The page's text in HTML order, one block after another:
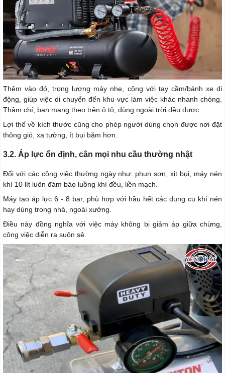
Thêm vào đó, trọng lượng máy nhẹ, cộng với tay cầm/bánh xe di
động, giúp việc di chuyển đến khu vực làm việc khác nhanh chóng.
Thậm chí, bạn mang theo trên ô tô, dùng ngoài trời đều được.
Lợi thế về kích thước cũng cho phép người dùng chọn được nơi đặt
thông gió, xa tường, ít bụi bặm hơn.
3.2. Áp lực ổn định, cân mọi nhu cầu thường nhật
Đối với các công việc thường ngày như: phun sơn, xịt bụi, máy nén
khí 10 lít luôn đảm bảo luồng khí đều, liền mạch.
Máy tạo áp lực 6 - 8 bar, phù hợp với hầu hết các dụng cụ khí nén
hay dùng trong nhà, ngoài xưởng.
Điều này đồng nghĩa với việc máy không bị giảm áp giữa chừng,
công việc diễn ra suôn sẻ.